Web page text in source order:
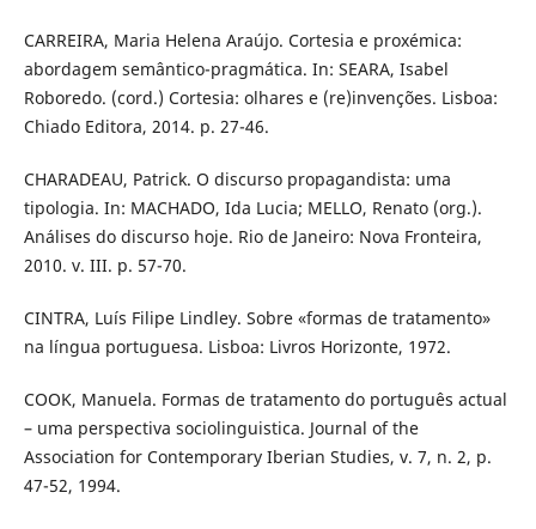
CARREIRA, Maria Helena Araújo. Cortesia e proxémica:
abordagem semântico-pragmática. In: SEARA, Isabel
Roboredo. (cord.) Cortesia: olhares e (re)invenções. Lisboa:
Chiado Editora, 2014. p. 27-46.
CHARADEAU, Patrick. O discurso propagandista: uma
tipologia. In: MACHADO, Ida Lucia; MELLO, Renato (org.).
Análises do discurso hoje. Rio de Janeiro: Nova Fronteira,
2010. v. III. p. 57-70.
CINTRA, Luís Filipe Lindley. Sobre «formas de tratamento»
na língua portuguesa. Lisboa: Livros Horizonte, 1972.
COOK, Manuela. Formas de tratamento do português actual
– uma perspectiva sociolinguistica. Journal of the
Association for Contemporary Iberian Studies, v. 7, n. 2, p.
47-52, 1994.